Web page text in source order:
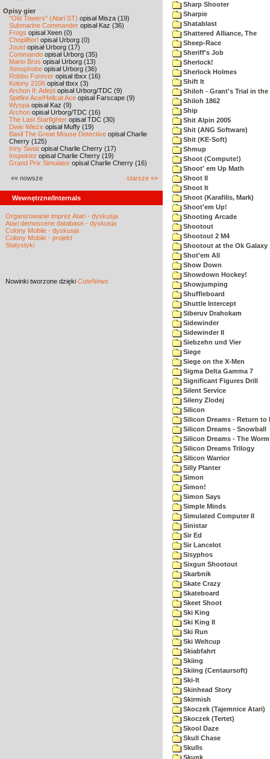
Opisy gier
"Old Towers" (Atari ST) opisał Misza (19)
Submarine Commander opisał Kaz (36)
Frogs opisał Xeen (0)
Choplifter! opisał Urborg (0)
Joust opisał Urborg (17)
Commando opisał Urborg (35)
Mario Bros opisał Urborg (13)
Xenophobe opisał Urborg (36)
Robbo Forever opisał tbxx (16)
Kolony 2106 opisał tbxx (3)
Archon II: Adept opisał Urborg/TDC (9)
Spitfire Ace/Hellcat Ace opisał Farscape (9)
Wyspa opisał Kaz (9)
Archon opisał Urborg/TDC (16)
The Last Starfighter opisał TDC (30)
Dwie Wieże opisał Muffy (19)
Basil The Great Mouse Detective opisał Charlie
Cherry (125)
Inny Świat opisał Charlie Cherry (17)
Inspektor opisał Charlie Cherry (19)
Grand Prix Simulator opisał Charlie Cherry (16)
«« nowsze starsze »»
Wewnętrzne/Internals
Organizowanie imprez Atari - dyskusja
Atari demoscene database - dyskusja
Colony Mobile - dyskusja
Colony Mobile - projekt
Statystyki
Nowinki tworzone dzięki CuteNews
Sharp Shooter
Sharpie
Shatablast
Shattered Alliance, The
Sheep-Race
Sheriff's Job
Sherlock!
Sherlock Holmes
Shift It
Shiloh - Grant's Trial in the
Shiloh 1862
Ship
Shit Alpin 2005
Shit (ANG Software)
Shit (KE-Soft)
Shmup
Shoot (Compute!)
Shoot' em Up Math
Shoot II
Shoot It
Shoot (Karafilis, Mark)
Shoot'em Up!
Shooting Arcade
Shootout
Shootout 2 M4
Shootout at the Ok Galaxy
Shot'em All
Show Down
Showdown Hockey!
Showjumping
Shuffleboard
Shuttle Intercept
Siberuv Drahokam
Sidewinder
Sidewinder II
Siebzehn und Vier
Siege
Siege on the X-Men
Sigma Delta Gamma 7
Significant Figures Drill
Silent Service
Sileny Zlodej
Silicon
Silicon Dreams - Return to
Silicon Dreams - Snowball
Silicon Dreams - The
Silicon Dreams Trilogy
Silicon Warrior
Silly Planter
Simon
Simon!
Simon Says
Simple Minds
Simulated Computer II
Sinistar
Sir Ed
Sir Lancelot
Sisyphos
Sixgun Shootout
Skarbnik
Skate Crazy
Skateboard
Skeet Shoot
Ski King
Ski King II
Ski Run
Ski Weltcup
Skiabfahrt
Skiing
Skiing (Centaursoft)
Ski-It
Skinhead Story
Skirmish
Skoczek (Tajemnice Atari)
Skoczek (Tertet)
Skool Daze
Skull Chase
Skulls
Skunk